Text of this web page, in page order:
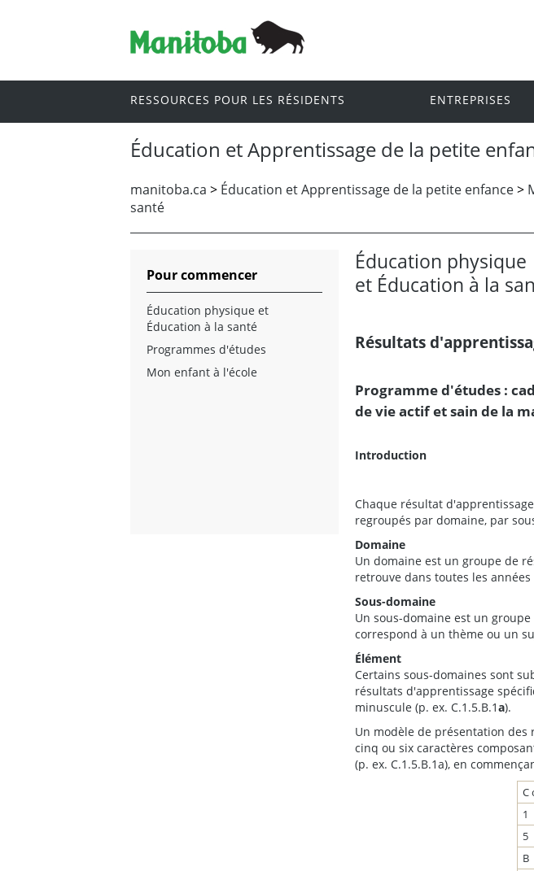
RESSOURCES POUR LES RÉSIDENTS ENTREPRISES
Éducation et Apprentissage de la petite
manitoba.ca > Éducation et Apprentissage de la petite enfance>
santé
Éducation physique
et Éducation à la
Résultats
Programme d'études :
de vie actif et sain de la
Introduction
Chaque résultat
regroupés par domaine, par
Domaine
Un domaine est un groupe de
retrouve dans toutes les années
Sous-domaine
Un sous-domaine est un
correspond à un thème ou un
Élément
Certains sous-domaines sont
résultats d'apprentissage
minuscule (p. ex. C.1.5.B.1a).
Un modèle de présentation des
cinq ou six caractères
(p. ex. C.1.5.B.1a), en
C
1
5
B
Pour commencer
Éducation physique et
Éducation à la santé
Programmes d'études
Mon enfant à l'école